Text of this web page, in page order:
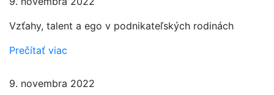
Vzťahy, talent a ego v podnikateľských rodinách
Prečítať viac
9. novembra 2022